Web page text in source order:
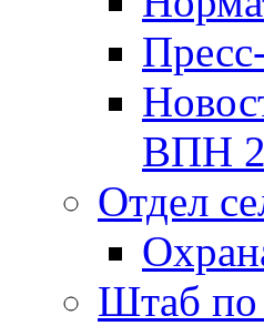
ВПН
Отдел
Штаб по